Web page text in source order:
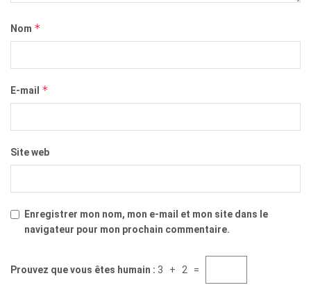
Nom *
E-mail *
Site web
Enregistrer mon nom, mon e-mail et mon site dans le
navigateur pour mon prochain commentaire.
Prouvez que vous êtes humain : 3 + 2 =